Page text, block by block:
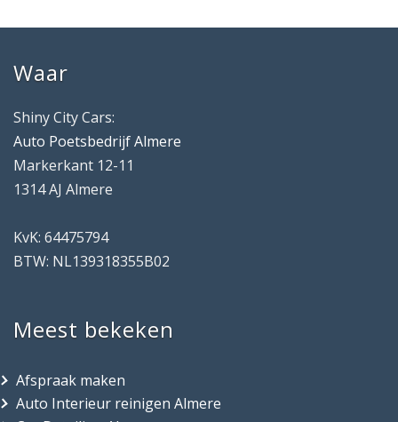
Waar
Shiny City Cars:
Auto Poetsbedrijf Almere
Markerkant 12-11
1314 AJ Almere
KvK: 64475794
BTW: NL139318355B02
Meest bekeken
Afspraak maken
Auto Interieur reinigen Almere